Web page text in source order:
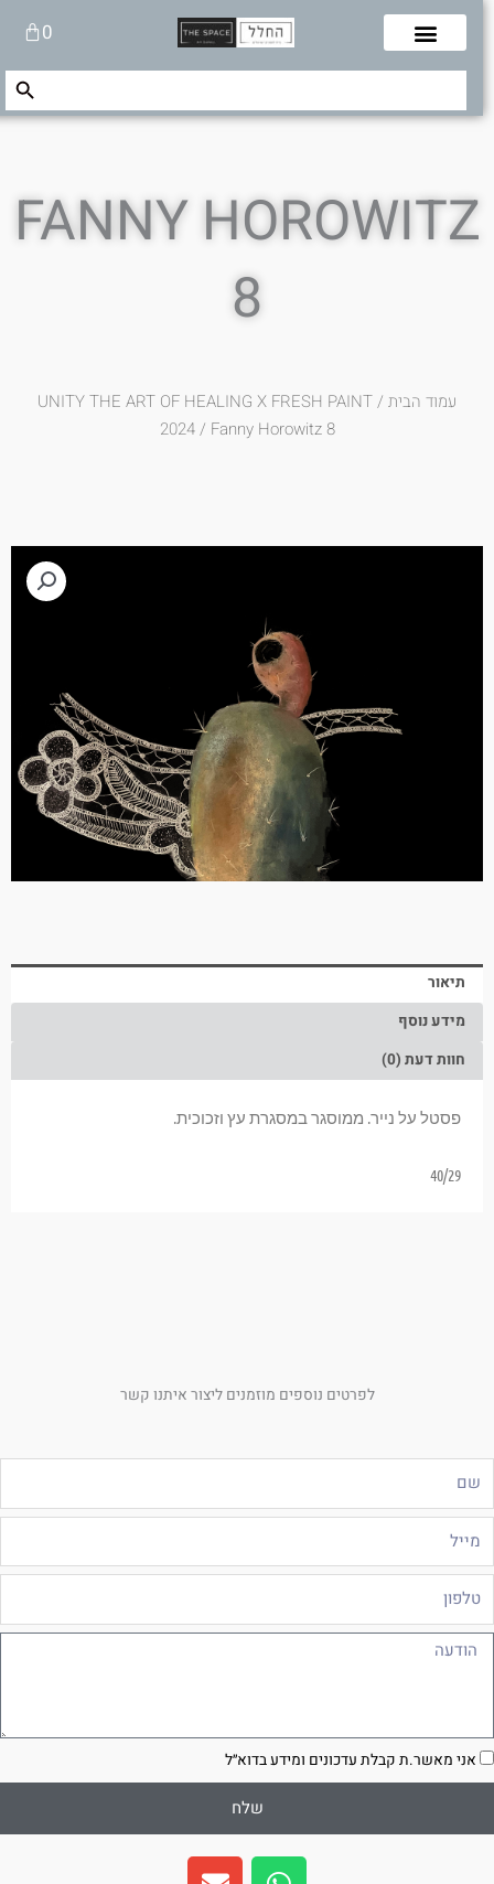
0עגלת
קניות
Search
Search Button
FANNY HOROWITZ
8
עמוד הבית/
UNITY THE ART OF HEALING X FRESH PAINT
2024/ Fanny Horowitz 8
תיאור
מידע נוסף
חוות דעת (0)
פסטל על נייר. ממוסגר במסגרת עץ וזכוכית.
40/29
לפרטים נוספים מוזמנים ליצור איתנו קשר
אני מאשר.ת קבלת עדכונים ומידע בדוא״ל
שלח
W
E